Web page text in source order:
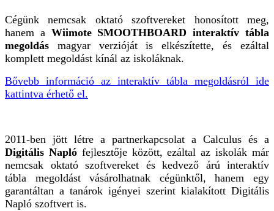
Cégünk nemcsak oktató szoftvereket honosított meg,
hanem a Wiimote SMOOTHBOARD interaktív tábla
megoldás magyar verzióját is elkészítette, és ezáltal
komplett megoldást kínál az iskoláknak.
Bővebb információ az interaktív tábla megoldásról ide
kattintva érhető el.
2011-ben jött létre a partnerkapcsolat a Calculus és a
Digitális Napló fejlesztője között, ezáltal az iskolák már
nemcsak oktató szoftvereket és kedvező árú interaktív
tábla megoldást vásárolhatnak cégünktől, hanem egy
garantáltan a tanárok igényei szerint kialakított Digitális
Napló szoftvert is.